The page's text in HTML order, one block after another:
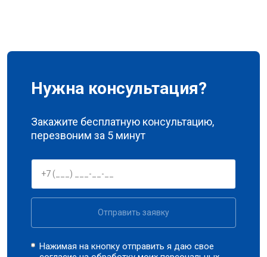
Нужна консультация?
Закажите бесплатную консультацию,
перезвоним за 5 минут
Отправить заявку
Нажимая на кнопку отправить я даю свое